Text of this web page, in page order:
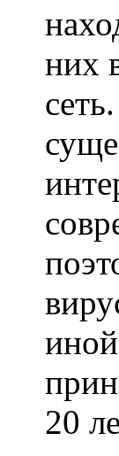
них
20